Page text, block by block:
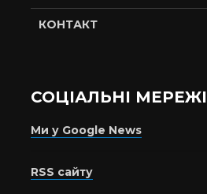
КОНТАКТ
СОЦІАЛЬНІ МЕРЕЖІ
Ми у Google News
RSS сайту